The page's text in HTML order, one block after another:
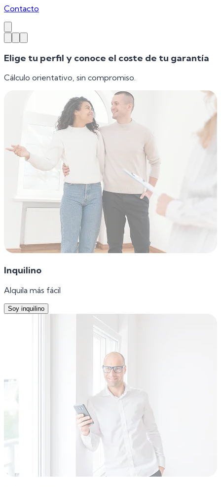
Contacto
Elige tu perfil y conoce el coste de tu garantía
Cálculo orientativo, sin compromiso.
Inquilino
Alquila más fácil
Soy inquilino